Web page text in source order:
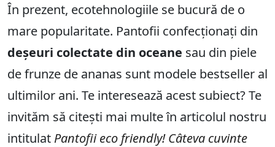
În prezent, ecotehnologiile se bucură de o
mare popularitate. Pantofii confecționați din
deșeuri colectate din oceane sau din piele
de frunze de ananas sunt modele bestseller al
ultimilor ani. Te interesează acest subiect? Te
invităm să citești mai multe în articolul nostru
intitulat Pantofii eco friendly! Câteva cuvinte